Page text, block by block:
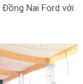
Đồng Nai Ford với